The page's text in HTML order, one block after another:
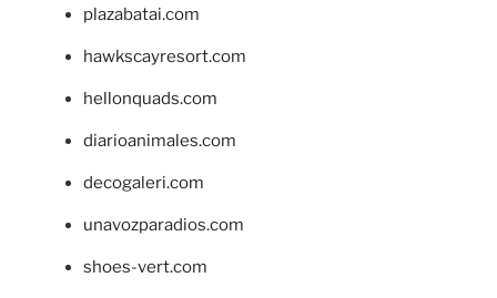
plazabatai.com
hawkscayresort.com
hellonquads.com
diarioanimales.com
decogaleri.com
unavozparadios.com
shoes-vert.com